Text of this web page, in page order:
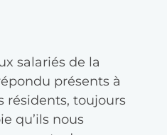
salariés de la
présents à
résidents, toujours
qu’ils nous